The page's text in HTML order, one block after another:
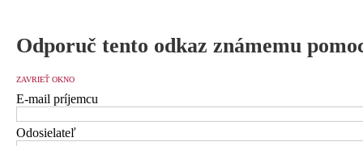
Odporuč tento odkaz známemu
ZAVRIEŤ OKNO
E-mail príjemcu
Odosielateľ